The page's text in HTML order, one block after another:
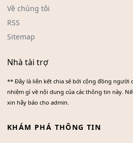
Về chúng tôi
RSS
Sitemap
Nhà tài trợ
** Đây là liên kết chia sẻ bới cộng đồng người
nhiệm gì về nội dung của các thông tin này.
xin hãy báo cho admin.
KHÁM PHÁ THÔNG TIN